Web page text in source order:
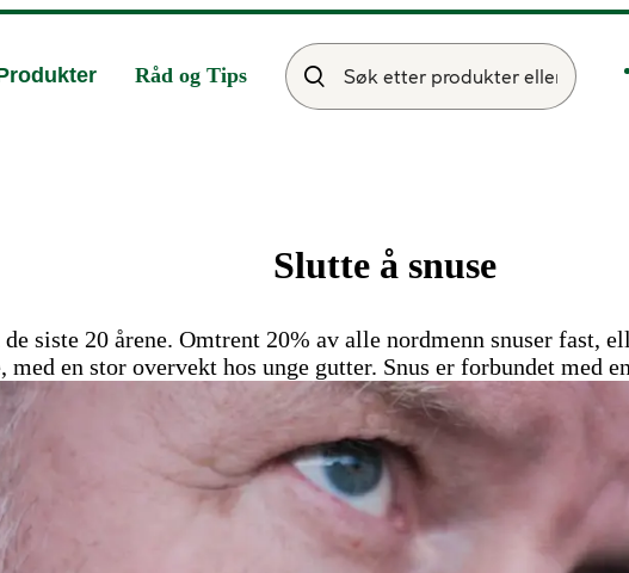
Råd og Tips
Slutte å snuse
siste 20 årene. Omtrent 20% av alle nordmenn snuser fast,
med en stor overvekt hos unge gutter. Snus er forbundet med